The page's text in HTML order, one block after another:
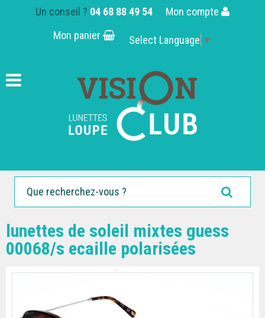
Un conseil ? 04 68 88 49 54
Mon compte
Mon panier
Select Language ▼
lunettes de soleil mixtes guess
00068/s ecaille polarisées